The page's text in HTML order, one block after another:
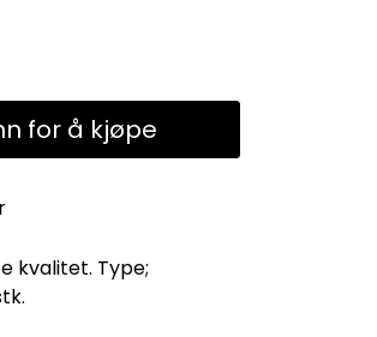
for å kjøpe
kvalitet. Type;